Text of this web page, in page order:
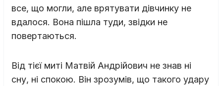
все, що могли, але врятувати дівчинку не
вдалося. Вона пішла туди, звідки не
повертаються.
Від тієї миті Матвій Андрійович не знав ні
сну, ні спокою. Він зрозумів, що такого удару